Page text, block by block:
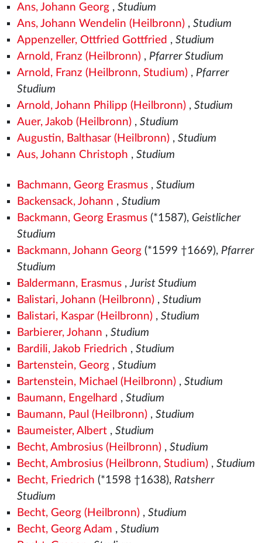
Ans, Johann Georg, Studium
Ans, Johann Wendelin (Heilbronn), Studium
Appenzeller, Ottfried Gottfried , Studium
Arnold, Franz (Heilbronn), Pfarrer Studium
Arnold, Franz (Heilbronn, Studium), Pfarrer
Studium
Arnold, Johann Philipp (Heilbronn), Studium
Auer, Jakob (Heilbronn), Studium
Augustin, Balthasar (Heilbronn), Studium
Aus, Johann Christoph , Studium
Bachmann, Georg Erasmus, Studium
Backensack, Johann , Studium
Backmann, Georg Erasmus(*1587), Geistlicher
Studium
Backmann, Johann Georg(*1599 †1669), Pfarrer
Studium
Baldermann, Erasmus,Jurist Studium
Balistari, Johann (Heilbronn), Studium
Balistari, Kaspar (Heilbronn), Studium
Barbierer, Johann , Studium
Bardili, Jakob Friedrich , Studium
Bartenstein, Georg, Studium
Bartenstein, Michael (Heilbronn), Studium
Baumann, Engelhard , Studium
Baumann, Paul (Heilbronn), Studium
Baumeister, Albert, Studium
Becht, Ambrosius (Heilbronn), Studium
Becht, Ambrosius (Heilbronn, Studium), Studium
Becht, Friedrich (*1598 †1638), Ratsherr
Studium
Becht, Georg (Heilbronn), Studium
Becht, Georg Adam , Studium